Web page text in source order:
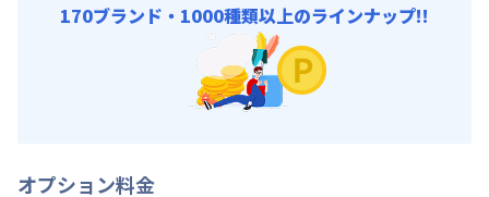
170ブランド・1000種類以上のラインナップ!!
オプション料金